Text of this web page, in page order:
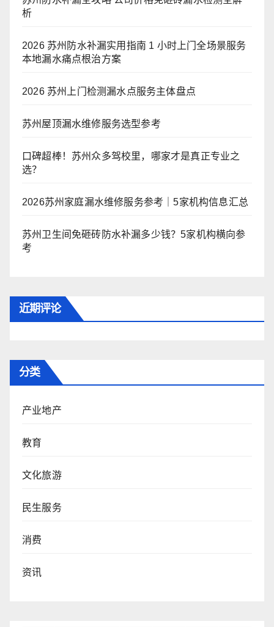
析
2026 苏州防水补漏实用指南 1 小时上门全场景服务
本地漏水痛点根治方案
2026 苏州上门检测漏水点服务主体盘点
苏州屋顶漏水维修服务选型参考
口碑超棒！苏州众多驾校里，哪家才是真正专业之
选？
2026苏州家庭漏水维修服务参考｜5家机构信息汇总
苏州卫生间免砸砖防水补漏多少钱？5家机构横向参
考
近期评论
分类
产业地产
教育
文化旅游
民生服务
消费
资讯